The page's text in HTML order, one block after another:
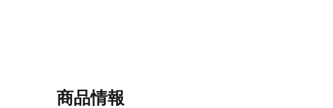
商品情報